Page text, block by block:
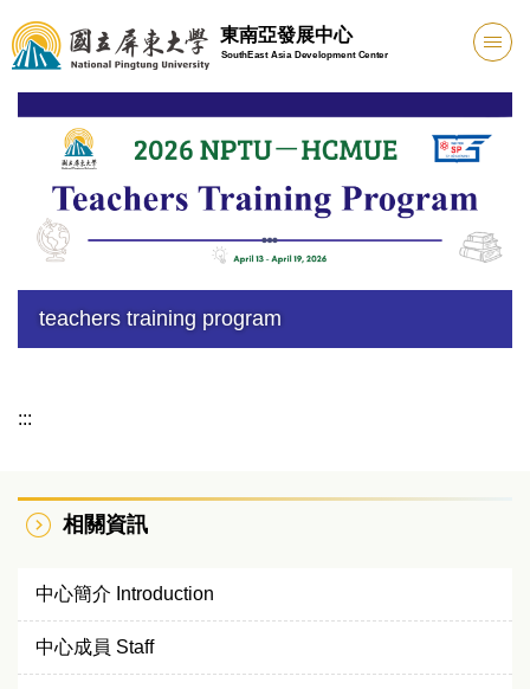
跳
到
主
東南亞發展中心
SouthEast Asia Development Center
academic study trip
:::
相關資訊
中心簡介 Introduction
中心成員 Staff